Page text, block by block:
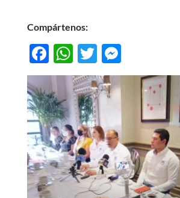
Compártenos:
F
ac
e
b
o
o
k
W
h
at
s
A
p
p
T
w
itt
er
M
es
se
n
g
er